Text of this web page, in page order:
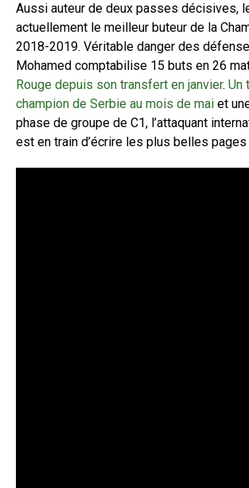
Aussi auteur de deux passes décisives,
actuellement le meilleur buteur de la
2018-2019. Véritable danger des
Mohamed comptabilise 15 buts en 26
Rouge depuis son transfert en janvier. Un
champion de Serbie au mois de mai et
phase de groupe de C1, l’attaquant
est en train d’écrire les plus belles